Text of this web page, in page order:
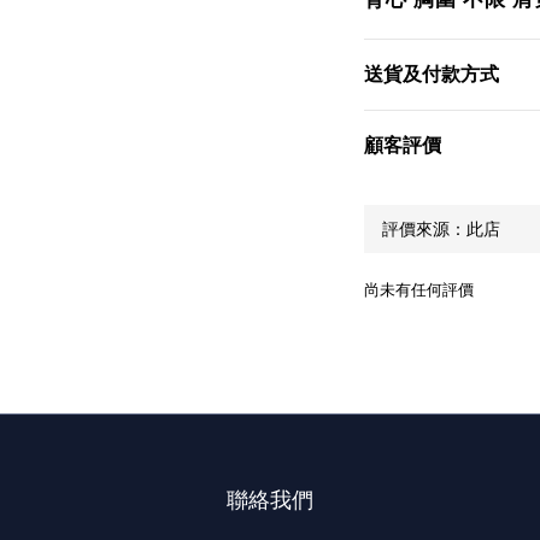
送貨及付款方式
顧客評價
尚未有任何評價
聯絡我們